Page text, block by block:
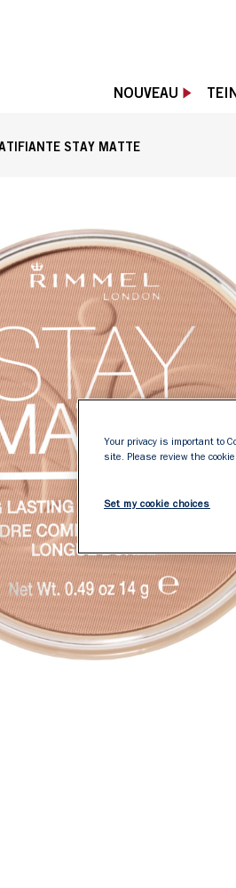
NOUVEAU
STAY MATTE
Your privacy is important to
site. Please review the
Set my cookie choices